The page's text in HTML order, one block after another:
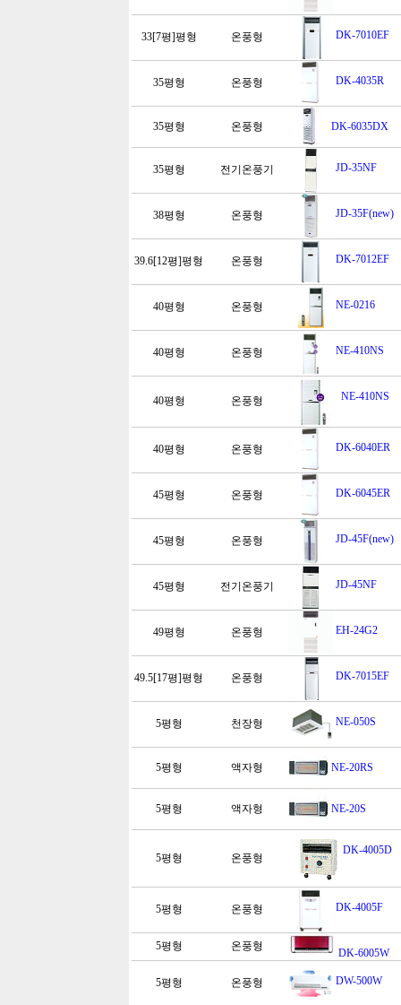
33[7평]평형 온풍형 DK-7010EF
35평형 온풍형 DK-4035R
35평형 온풍형 DK-6035DX
35평형 전기온풍기 JD-35NF
38평형 온풍형 JD-35F(new)
39.6[12평]평형 온풍형 DK-7012EF
40평형 온풍형 NE-0216
40평형 온풍형 NE-410NS
40평형 온풍형 NE-410NS
40평형 온풍형 DK-6040ER
45평형 온풍형 DK-6045ER
45평형 온풍형 JD-45F(new)
45평형 전기온풍기 JD-45NF
49평형 온풍형 EH-24G2
49.5[17평]평형 온풍형 DK-7015EF
5평형 천장형 NE-050S
5평형 액자형 NE-20RS
5평형 액자형 NE-20S
5평형 온풍형
DK-4005D
5평형 온풍형 DK-4005F
5평형 온풍형
DK-6005W
5평형 온풍형 DW-500W